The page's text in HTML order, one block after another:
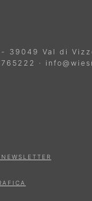
- 39049 Val di
·